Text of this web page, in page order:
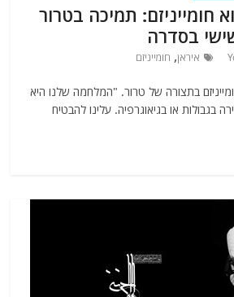
חומייניזם: תמיכה בטרור
בסדרה
איראן, חומייניזם
בתצורה של טרור. "המלחמה שלנו היא
בגבולות או בגיאוגרפיה. עלינו להבטיח